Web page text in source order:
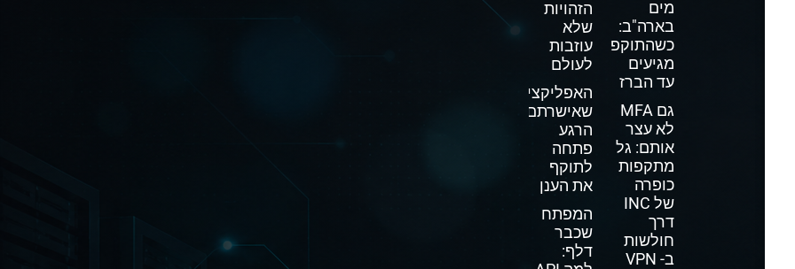
מים
בארה"ב:
כשהתוקפים
מגיעים
עד הברז
גם MFA
לא עצר
אותם: גל
מתקפות
כופרה
של INC
דרך
חולשות
ב- VPN
הזהויות
שלא
עוזבות
לעולם
האפליקציה
שאישרתם
הרגע
פתחה
לתוקף
את הענן
המפתח
שכבר
דלף: